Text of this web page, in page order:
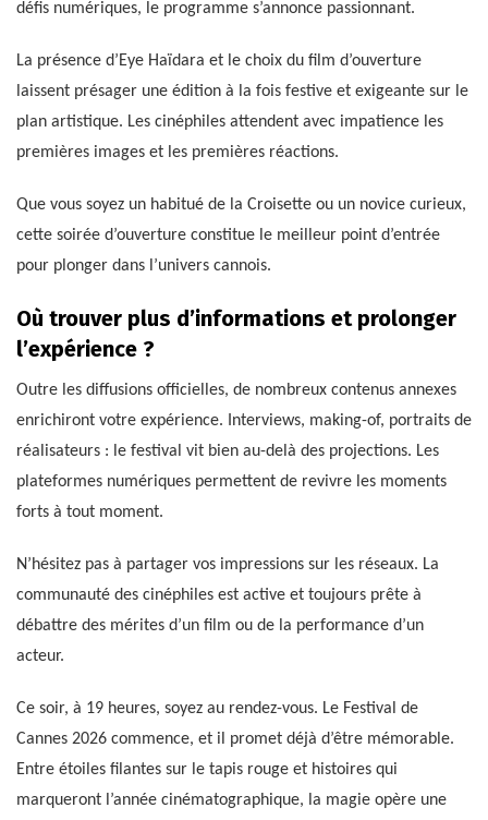
défis numériques, le programme s’annonce passionnant.
La présence d’Eye Haïdara et le choix du film d’ouverture
laissent présager une édition à la fois festive et exigeante sur le
plan artistique. Les cinéphiles attendent avec impatience les
premières images et les premières réactions.
Que vous soyez un habitué de la Croisette ou un novice curieux,
cette soirée d’ouverture constitue le meilleur point d’entrée
pour plonger dans l’univers cannois.
Où trouver plus d’informations et prolonger
l’expérience ?
Outre les diffusions officielles, de nombreux contenus annexes
enrichiront votre expérience. Interviews, making-of, portraits de
réalisateurs : le festival vit bien au-delà des projections. Les
plateformes numériques permettent de revivre les moments
forts à tout moment.
N’hésitez pas à partager vos impressions sur les réseaux. La
communauté des cinéphiles est active et toujours prête à
débattre des mérites d’un film ou de la performance d’un
acteur.
Ce soir, à 19 heures, soyez au rendez-vous. Le Festival de
Cannes 2026 commence, et il promet déjà d’être mémorable.
Entre étoiles filantes sur le tapis rouge et histoires qui
marqueront l’année cinématographique, la magie opère une